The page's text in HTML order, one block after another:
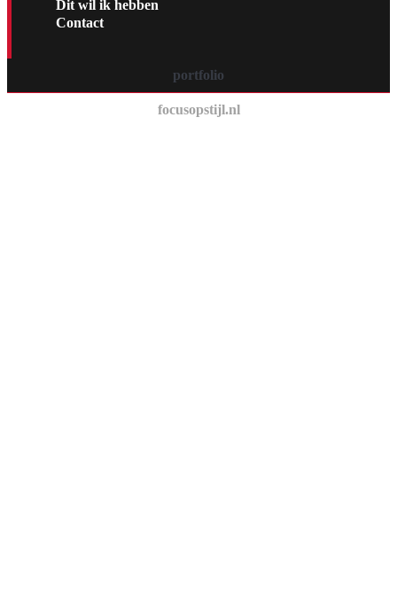
Dit wil ik hebben
Contact
portfolio
focusopstijl.nl